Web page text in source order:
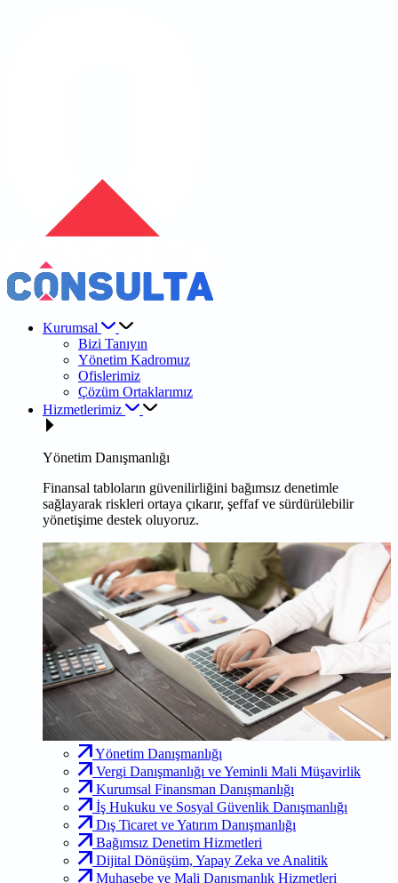
Kurumsal
Bizi Tanıyın
Yönetim Kadromuz
Ofislerimiz
Çözüm Ortaklarımız
Hizmetlerimiz
Yönetim Danışmanlığı
Finansal tabloların güvenilirliğini bağımsız denetimle
sağlayarak riskleri ortaya çıkarır, şeffaf ve sürdürülebilir
yönetişime destek oluyoruz.
Yönetim Danışmanlığı
Vergi Danışmanlığı ve Yeminli Mali Müşavirlik
Kurumsal Finansman Danışmanlığı
İş Hukuku ve Sosyal Güvenlik Danışmanlığı
Dış Ticaret ve Yatırım Danışmanlığı
Bağımsız Denetim Hizmetleri
Dijital Dönüşüm, Yapay Zeka ve Analitik
Muhasebe ve Mali Danışmanlık Hizmetleri